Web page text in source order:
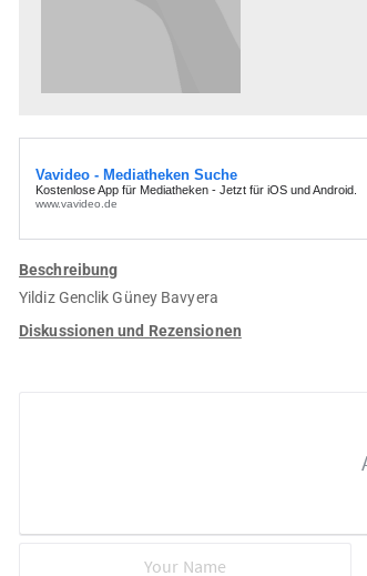
Beschreibung
Yildiz Genclik Güney Bavyera
Diskussionen und Rezensionen